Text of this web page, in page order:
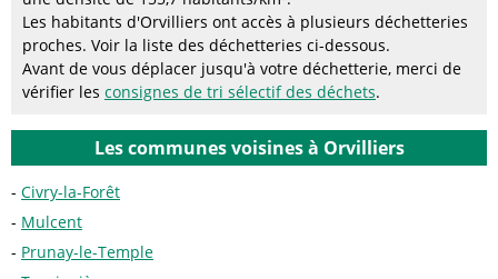
Les habitants d'Orvilliers ont accès à plusieurs déchetteries
proches. Voir la liste des déchetteries ci-dessous.
Avant de vous déplacer jusqu'à votre déchetterie, merci de
vérifier les consignes de tri sélectif des déchets.
Les communes voisines à Orvilliers
Civry-la-Forêt
Mulcent
Prunay-le-Temple